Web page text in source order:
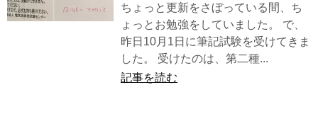
ちょっと更新をさぼっている間、ち
ょっとお勉強をしていました。 で、
昨日10月1日に筆記試験を受けてきま
した。 受けたのは、第二種...
記事を読む